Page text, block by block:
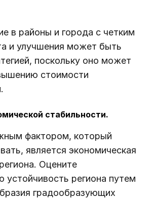
в районы и города с четким
и улучшения может быть
поскольку оно может
стоимости
стабильности.
фактором, который
является экономическая
Оцените
устойчивость региона путем
градообразующих